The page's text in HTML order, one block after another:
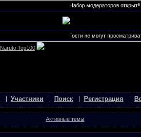
Набор модераторов открыт!!!
Гости не могут
Участники Поиск Регистрация
Активные темы